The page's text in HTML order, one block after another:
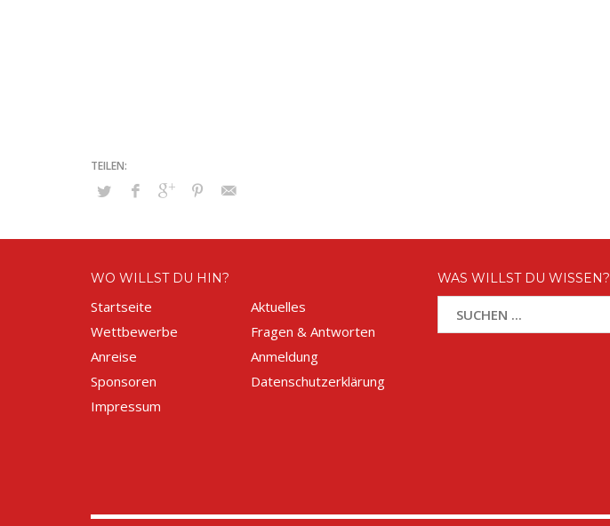
WO WILLST DU HIN?
Startseite
Aktuelles
Wettbewerbe
Fragen & Antworten
Anreise
Anmeldung
Sponsoren
Datenschutzerklärung
Impressum
WAS WILLST DU WISSEN?